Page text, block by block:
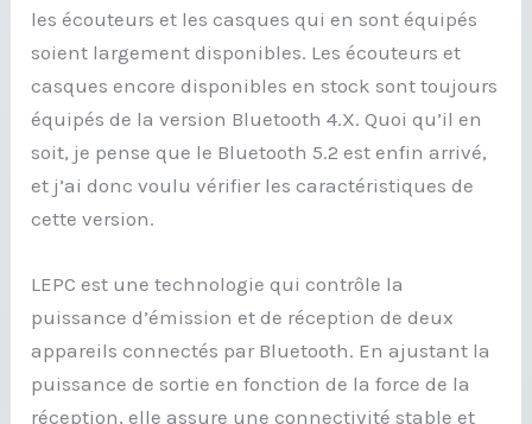
les écouteurs et les casques qui en sont équipés
soient largement disponibles. Les écouteurs et
casques encore disponibles en stock sont toujours
équipés de la version Bluetooth 4.X. Quoi qu’il en
soit, je pense que le Bluetooth 5.2 est enfin arrivé,
et j’ai donc voulu vérifier les caractéristiques de
cette version.
LEPC est une technologie qui contrôle la
puissance d’émission et de réception de deux
appareils connectés par Bluetooth. En ajustant la
puissance de sortie en fonction de la force de la
réception, elle assure une connectivité stable et